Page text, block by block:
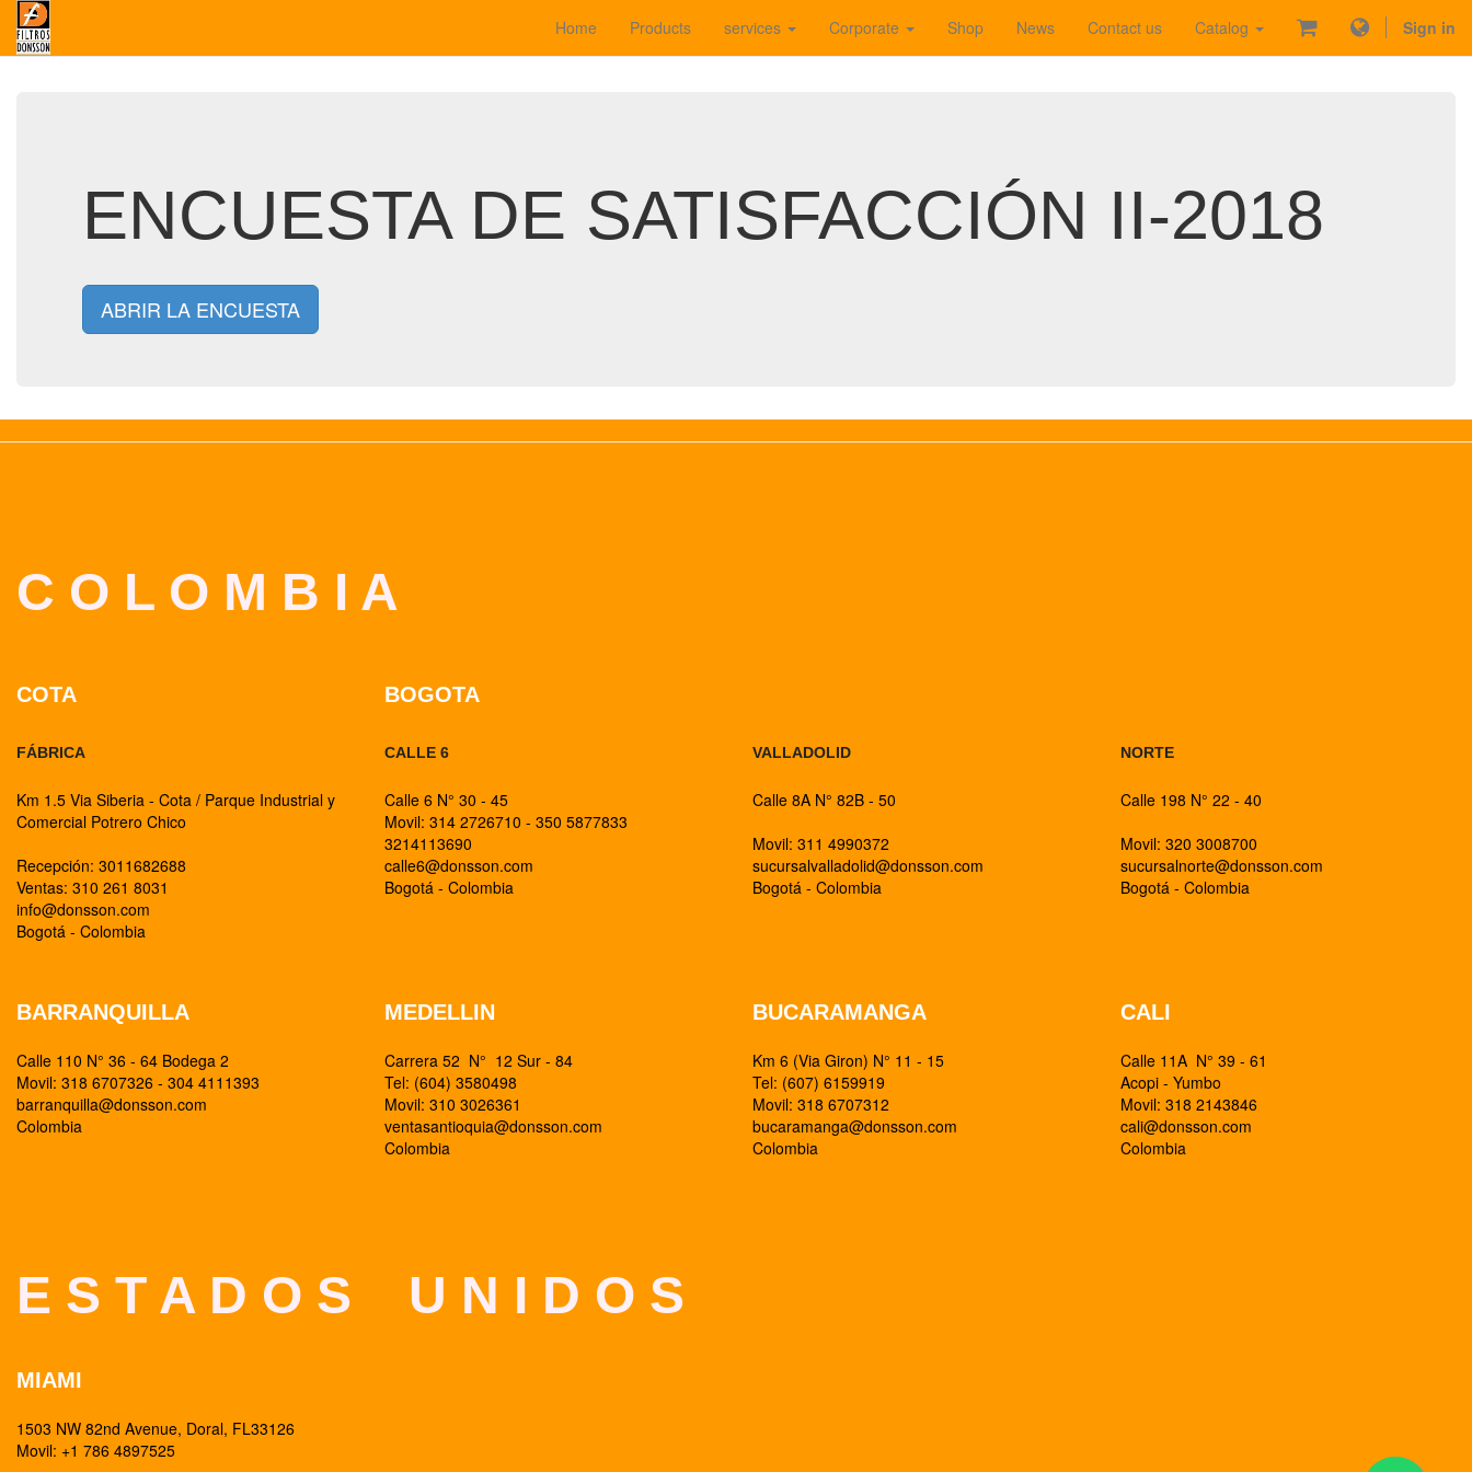
Home Products services Corporate Shop News Contact us Catalog Sign in
ENCUESTA DE SATISFACCIÓN II-2018
ABRIR LA ENCUESTA
C O L O M B I A
COTA
FÁBRICA
Km 1.5 Via Siberia - Cota / Parque Industrial y
Comercial Potrero Chico
Recepción: 3011682688
Ventas: 310 261 8031
info@donsson.com
Bogotá - Colombia
BOGOTA
CALLE 6
Calle 6 N° 30 - 45
Movil: 314 2726710 - 350 5877833
3214113690
calle6@donsson.com
Bogotá - Colombia
VALLADOLID
Calle 8A N° 82B - 50
Movil: 311 4990372
sucursalvalladolid@donsson.com
Bogotá - Colombia
NORTE
Calle 198 N° 22 - 40
Movil: 320 3008700
sucursalnorte@donsson.com
Bogotá - Colombia
BARRANQUILLA
Calle 110 N° 36 - 64 Bodega 2
Movil: 318 6707326 - 304 4111393
barranquilla@donsson.com
Colombia
MEDELLIN
Carrera 52 N° 12 Sur - 84
Tel: (604) 3580498
Movil: 310 3026361
ventasantioquia@donsson.com
Colombia
BUCARAMANGA
Km 6 (Via Giron) N° 11 - 15
Tel: (607) 6159919
Movil: 318 6707312
bucaramanga@donsson.com
Colombia
CALI
Calle 11A N° 39 - 61
Acopi - Yumbo
Movil: 318 2143846
cali@donsson.com
Colombia
E S T A D O S U N I D O S
MIAMI
1503 NW 82nd Avenue, Doral, FL33126
Movil: +1 786 4897525